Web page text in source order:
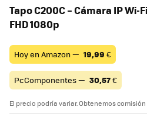
Tapo C200C – Cámara IP Wi-
FHD 1080p
Hoy en Amazon — 19,99 €
PcComponentes — 30,57€
El precio podría variar. Obtenemos